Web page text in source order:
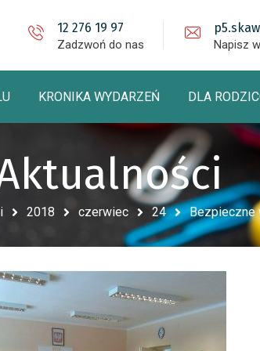
12 276 19 97
Zadzwoń do nas Napisz
KRONIKA WYDARZEŃ DLA
2018 czerwiec 24 Bezpieczne